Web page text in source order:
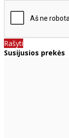
Rašyti
Susijusios prekės